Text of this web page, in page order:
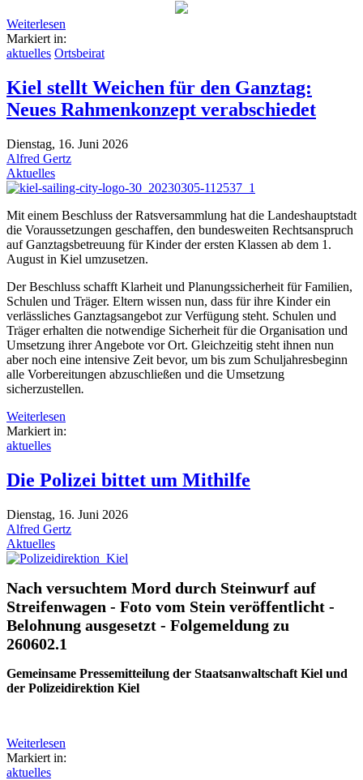
Weiterlesen
Markiert in:
aktuelles Ortsbeirat
Kiel stellt Weichen für den Ganztag:
Neues Rahmenkonzept verabschiedet
Dienstag, 16. Juni 2026
Alfred Gertz
Aktuelles
Mit einem Beschluss der Ratsversammlung hat die Landeshauptstadt
die Voraussetzungen geschaffen, den bundesweiten Rechtsanspruch
auf Ganztagsbetreuung für Kinder der ersten Klassen ab dem 1.
August in Kiel umzusetzen.
Der Beschluss schafft Klarheit und Planungssicherheit für Familien,
Schulen und Träger. Eltern wissen nun, dass für ihre Kinder ein
verlässliches Ganztagsangebot zur Verfügung steht. Schulen und
Träger erhalten die notwendige Sicherheit für die Organisation und
Umsetzung ihrer Angebote vor Ort. Gleichzeitig steht ihnen nun
aber noch eine intensive Zeit bevor, um bis zum Schuljahresbeginn
alle Vorbereitungen abzuschließen und die Umsetzung
sicherzustellen.
Weiterlesen
Markiert in:
aktuelles
Die Polizei bittet um Mithilfe
Dienstag, 16. Juni 2026
Alfred Gertz
Aktuelles
Nach versuchtem Mord durch Steinwurf auf
Streifenwagen - Foto vom Stein veröffentlicht -
Belohnung ausgesetzt - Folgemeldung zu
260602.1
Gemeinsame Pressemitteilung der Staatsanwaltschaft Kiel und
der Polizeidirektion Kiel
Weiterlesen
Markiert in:
aktuelles